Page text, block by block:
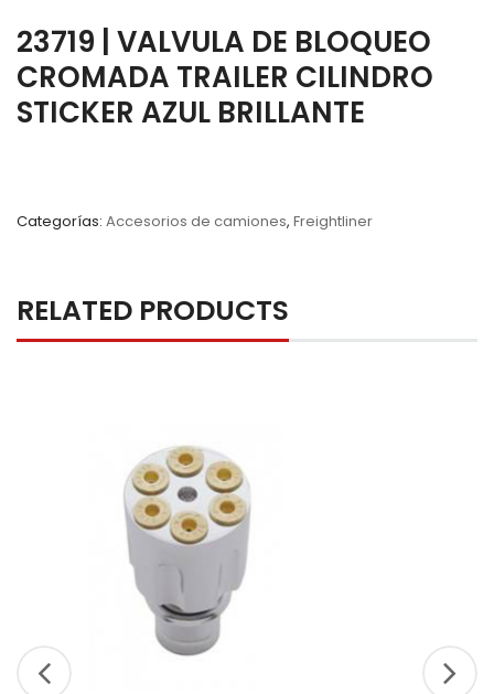
23719 | VALVULA DE BLOQUEO
CROMADA TRAILER CILINDRO
STICKER AZUL BRILLANTE
Categorías: Accesorios de camiones, Freightliner
RELATED PRODUCTS